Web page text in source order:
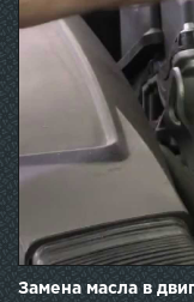
Замена масла в